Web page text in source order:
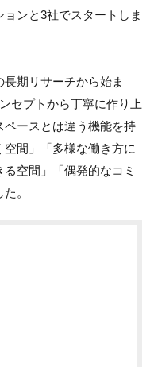
ンと3社でスタートしま
期リサーチから始ま
セプトから丁寧に作り上
ースとは違う機能を持
間」「多様な働き方に
空間」「偶発的なコミ
。